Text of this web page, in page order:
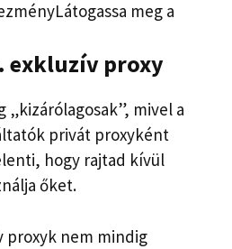
Látogassa meg a
exkluzív proxy
„kizárólagosak”, mivel a
privát proxyként
hogy rajtad kívül
őket.
proxyk nem mindig